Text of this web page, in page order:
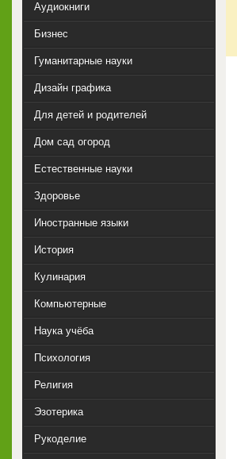
Аудиокниги
Бизнес
Гуманитарные науки
Дизайн графика
Для детей и родителей
Дом сад огород
Естественные науки
Здоровье
Иностранные языки
История
Кулинария
Компьютерные
Наука учёба
Психология
Религия
Эзотерика
Рукоделие